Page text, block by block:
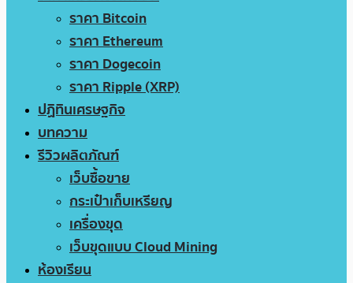
ราคา Bitcoin
ราคา Ethereum
ราคา Dogecoin
ราคา Ripple (XRP)
ปฏิทินเศรษฐกิจ
บทความ
รีวิวผลิตภัณฑ์
เว็บซื้อขาย
กระเป๋าเก็บเหรียญ
เครื่องขุด
เว็บขุดแบบ Cloud Mining
ห้องเรียน